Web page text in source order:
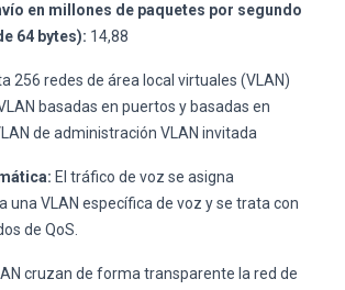
en millones de paquetes por segundo
64 bytes): 14,88
256 redes de área local virtuales (VLAN)
basadas en puertos y basadas en
de administración VLAN invitada
El tráfico de voz se asigna
VLAN específica de voz y se trata con
de QoS.
cruzan de forma transparente la red de